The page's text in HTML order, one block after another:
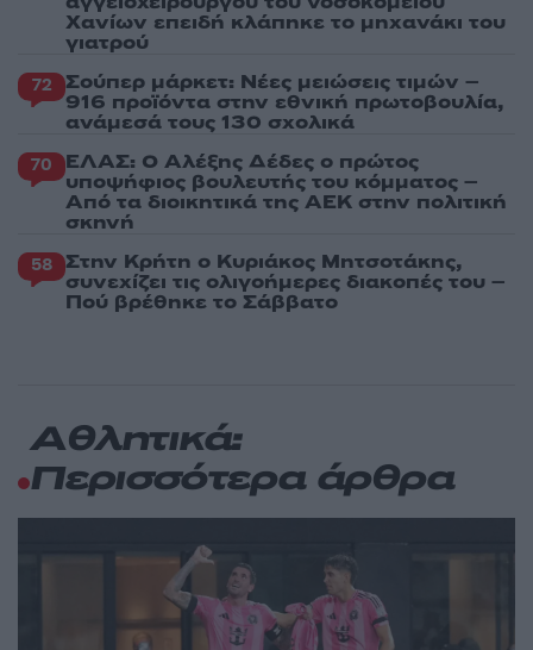
Χανίων επειδή κλάπηκε το μηχανάκι του
γιατρού
72 Σούπερ μάρκετ: Νέες μειώσεις τιμών –
916 προϊόντα στην εθνική πρωτοβουλία,
ανάμεσά τους 130 σχολικά
70 ΕΛΑΣ: Ο Αλέξης Δέδες ο πρώτος
υποψήφιος βουλευτής του κόμματος –
Από τα διοικητικά της ΑΕΚ στην πολιτική
σκηνή
58 Στην Κρήτη ο Κυριάκος Μητσοτάκης,
συνεχίζει τις ολιγοήμερες διακοπές του –
Πού βρέθηκε το Σάββατο
Αθλητικά:
Περισσότερα άρθρα